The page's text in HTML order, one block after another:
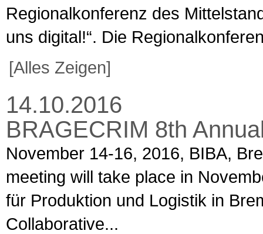
Regionalkonferenz des
uns digital!“. Die
[Alles Zeigen]
14.10.2016
BRAGECRIM 8th
November 14-16, 2016, BIBA,
meeting will take place in
für Produktion und Logistik in
Collaborative...